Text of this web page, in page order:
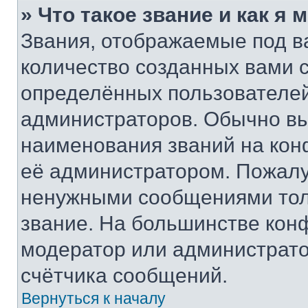
» Что такое звание и как я
Звания, отображаемые под
количество созданных
определённых
администраторов. Обычно
наименования званий на
её администратором.
ненужными сообщениями
звание. На большинстве
модератор или
счётчика сообщений.
Вернуться к началу